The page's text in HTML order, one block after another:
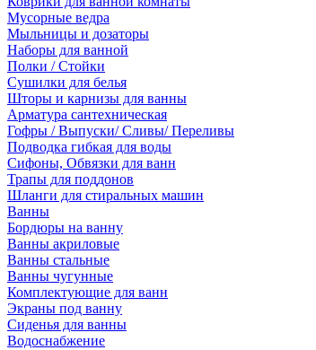
Мусорные ведра
Мыльницы и дозаторы
Наборы для ванной
Полки / Стойки
Сушилки для белья
Шторы и карнизы для ванны
Арматура сантехническая
Гофры / Выпуски/ Сливы/ Переливы
Подводка гибкая для воды
Сифоны, Обвязки для ванн
Трапы для поддонов
Шланги для стиральных машин
Ванны
Бордюры на ванну
Ванны акриловые
Ванны стальные
Ванны чугунные
Комплектующие для ванн
Экраны под ванну
Сиденья для ванны
Водоснабжение